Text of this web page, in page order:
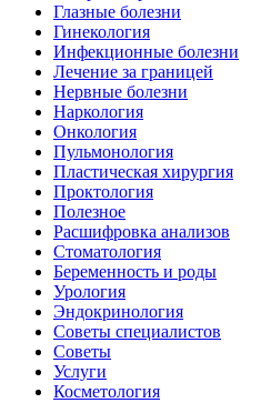
Глазные болезни
Гинекология
Инфекционные болезни
Лечение за границей
Нервные болезни
Наркология
Онкология
Пульмонология
Пластическая хирургия
Проктология
Полезное
Расшифровка анализов
Стоматология
Беременность и роды
Урология
Эндокринология
Советы специалистов
Советы
Услуги
Косметология